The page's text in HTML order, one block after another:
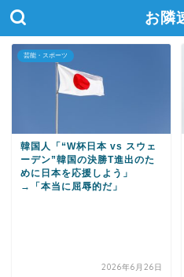
お隣
芸能・スポーツ
韓国人「“W杯日本 vs スウェ
ーデン”韓国の決勝T進出のた
めに日本を応援しよう」
→「本当に屈辱的だ」
2026年6月26日